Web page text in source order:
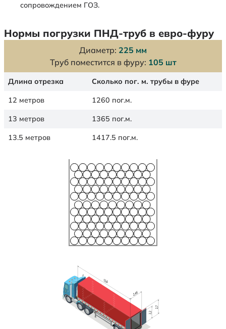
сопровождением ГОЗ.
Нормы погрузки ПНД-труб в евро-фуру
Диаметр: 225 мм
Труб поместится в фуру: 105 шт
Длина отрезка Сколько пог. м. трубы в фуре
12 метров 1260 пог.м.
13 метров 1365 пог.м.
13.5 метров 1417.5 пог.м.